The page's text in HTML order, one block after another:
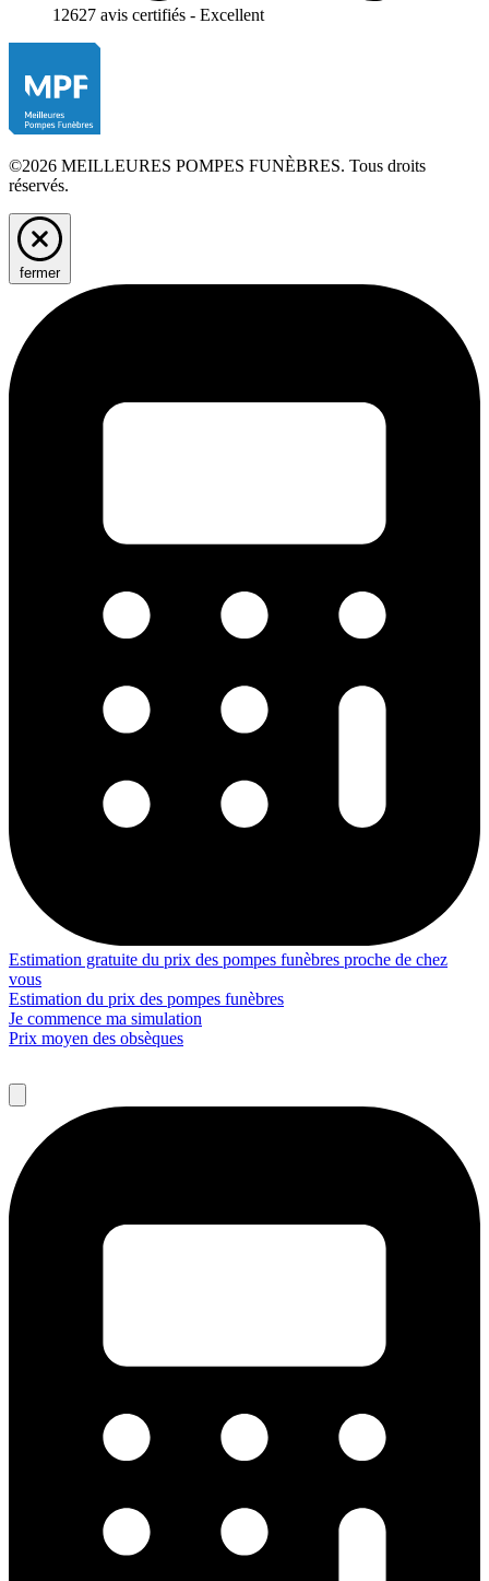
12627 avis certifiés - Excellent
©2026 MEILLEURES POMPES FUNÈBRES. Tous droits
réservés.
fermer
Estimation gratuite du prix des pompes funèbres proche de chez
vous
Estimation du prix des pompes funèbres
Je commence ma simulation
Prix moyen des obsèques